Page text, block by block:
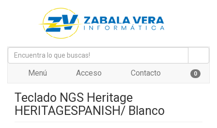
Menú Acceso Contacto 0
Teclado NGS Heritage
HERITAGESPANISH/ Blanco